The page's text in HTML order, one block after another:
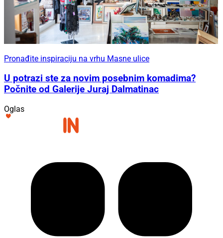
Pronađite inspiraciju na vrhu Masne ulice
U potrazi ste za novim posebnim komadima?
Počnite od Galerije Juraj Dalmatinac
Oglas